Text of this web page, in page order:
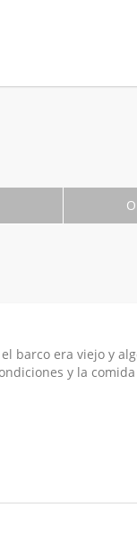
barco era viejo y
y la